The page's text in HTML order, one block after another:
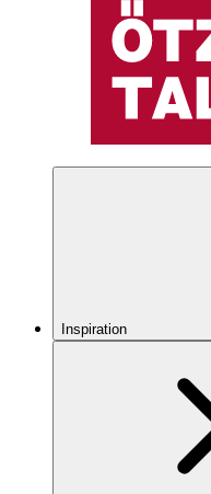
Inspiration